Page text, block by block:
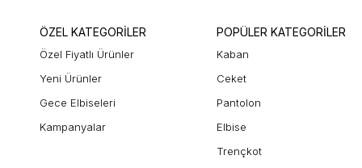
ÖZEL KATEGORİLER
Özel Fiyatlı Ürünler
Yeni Ürünler
Gece Elbiseleri
Kampanyalar
POPÜLER KATEGORİLER
Kaban
Ceket
Pantolon
Elbise
Trençkot